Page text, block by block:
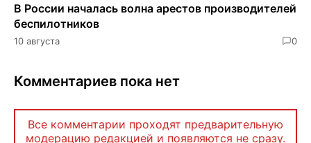
В России началась волна арестов производителей
беспилотников
10 августа 0
Комментариев пока нет
Все комментарии проходят предварительную
модерацию редакцией и появляются не сразу.